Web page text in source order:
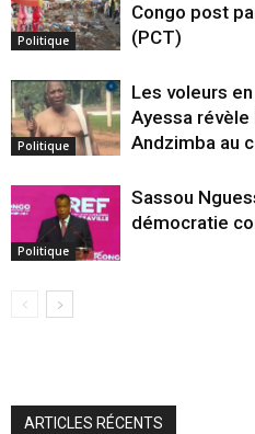
Politique
Congo post
(PCT)
Politique
Les voleurs
Ayessa
Andzimba au
Politique
Sassou
démocratie
ARTICLES RÉCENTS